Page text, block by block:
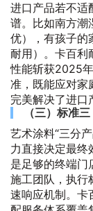
进口产品若不适
谱。比如南方潮
优），有孩子的
耐用）。卡百利
性能斩获2025
准，既能应对家
完美解决了进口
（三）标准
艺术涂料“三分
力直接决定最终
是足够的终端门
施工团队，执行
速响应机制。卡